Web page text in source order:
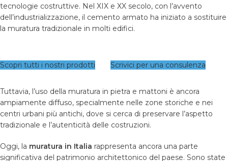
tecnologie costruttive. Nel XIX e XX secolo, con l’avvento
dell’industrializzazione, il cemento armato ha iniziato a sostituire
la muratura tradizionale in molti edifici.
Scopri tutti i nostri prodotti Scrivici per una consulenza
Tuttavia, l’uso della muratura in pietra e mattoni è ancora
ampiamente diffuso, specialmente nelle zone storiche e nei
centri urbani più antichi, dove si cerca di preservare l’aspetto
tradizionale e l’autenticità delle costruzioni.
Oggi, la muratura in Italia rappresenta ancora una parte
significativa del patrimonio architettonico del paese. Sono state